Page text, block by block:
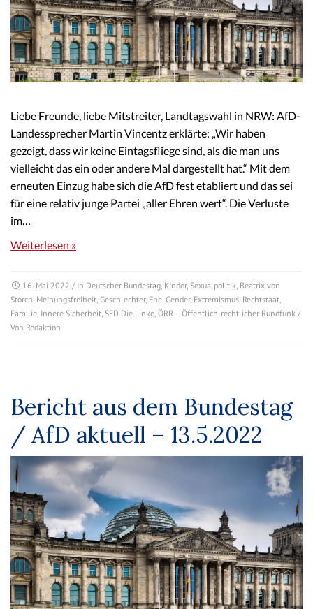
Liebe Freunde, liebe Mitstreiter, Landtagswahl in NRW: AfD-
Landessprecher Martin Vincentz erklärte: „Wir haben
gezeigt, dass wir keine Eintagsfliege sind, als die man uns
vielleicht das ein oder andere Mal dargestellt hat.“ Mit dem
erneuten Einzug habe sich die AfD fest etabliert und das sei
für eine relativ junge Partei „aller Ehren wert“. Die Verluste
im…
Weiterlesen »
16. Mai 2022 / In Deutscher Bundestag Kinder, Sexualpolitik Beatrix von
Storch Meinungsfreiheit Geschlechter, Ehe Gender, Extremismus Rechtstaat
Familie Innere Sicherheit SED Die Linke ÖRR – Öffentlich-rechtlicher Rundfunk /
Von Redaktion
Bericht aus dem Bundestag
/ AfD aktuell – 13.5.2022